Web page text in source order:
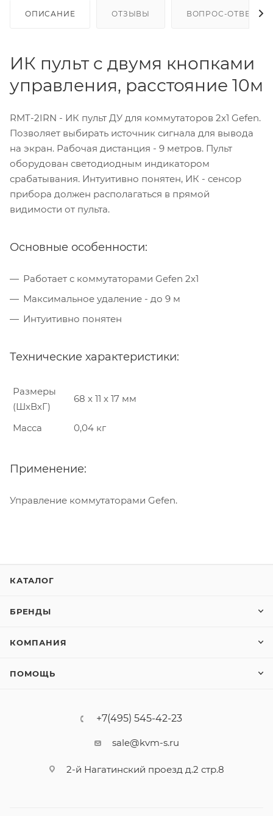
ОПИСАНИЕ ОТЗЫВЫ ВОПРОС-ОТВЕТ
ИК пульт c двумя кнопками
управления, расстояние 10м
RMT-2IRN - ИК пульт ДУ для коммутаторов 2x1 Gefen.
Позволяет выбирать источник сигнала для вывода
на экран. Рабочая дистанция - 9 метров. Пульт
оборудован светодиодным индикатором
срабатывания. Интуитивно понятен, ИК - сенсор
прибора должен располагаться в прямой
видимости от пульта.
Основные особенности:
Работает с коммутаторами Gefen 2x1
Максимальное удаление - до 9 м
Интуитивно понятен
Технические характеристики:
Размеры
(ШхВхГ)
68 х 11 х 17 мм
Масса 0,04 кг
Применение:
Управление коммутаторами Gefen.
КАТАЛОГ
БРЕНДЫ
КОМПАНИЯ
ПОМОЩЬ
+7(495) 545-42-23
sale@kvm-s.ru
2-й Нагатинский проезд д.2 стр.8